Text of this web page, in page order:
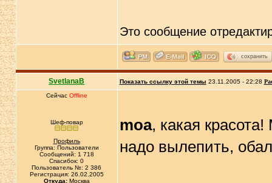
Это сообщение
сохранить
SvetlanaB Показать ссылку этой темы 23.11.2005 - 22:28
Сейчас Offline
Шеф-повар
Профиль
Группа: Пользователи
Сообщений: 1 718
Спасибок: 0
Пользователь №: 2 386
Регистрация: 26.02.2005
Откуда:Москва
moa, какая
надо вылепить,